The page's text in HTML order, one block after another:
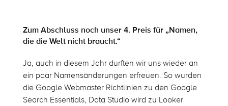
Zum Abschluss noch unser 4. Preis für „Namen,
die die Welt nicht braucht.“
Ja, auch in diesem Jahr durften wir uns wieder an
ein paar Namensänderungen erfreuen. So wurden
die Google Webmaster Richtlinien zu den Google
Search Essentials, Data Studio wird zu Looker